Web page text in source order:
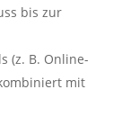
bis zur
(z. B. Online-
mit